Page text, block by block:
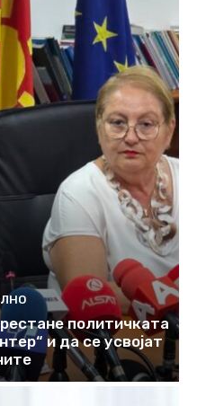
политичката
и да се усвојат